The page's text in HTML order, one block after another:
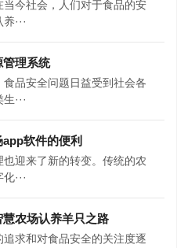
今社会，人们对于食品的安
···
管理系统
品安全问题日益受到社会各
···
软件的便利
迎来了新的转变。传统的农
···
农场认养羊只之路
求和对食品安全的关注度逐